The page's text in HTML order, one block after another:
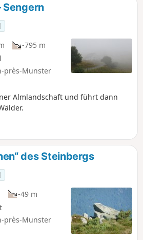
Sengern
-795 m
près-Munster
Almlandschaft und führt dann
des Steinbergs
-49 m
près-Munster